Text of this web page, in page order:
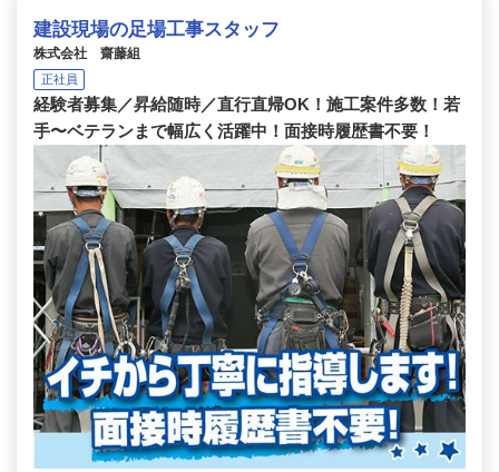
建設現場の足場工事スタッフ
株式会社 齋藤組
正社員
経験者募集／昇給随時／直行直帰OK！施工案件多数！若
手〜ベテランまで幅広く活躍中！面接時履歴書不要！